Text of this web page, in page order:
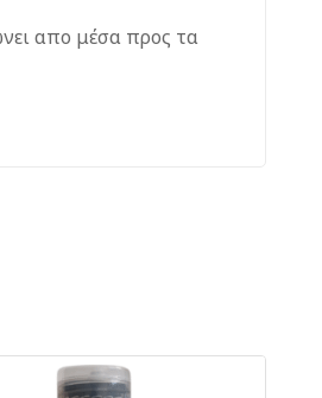
απο μέσα προς τα